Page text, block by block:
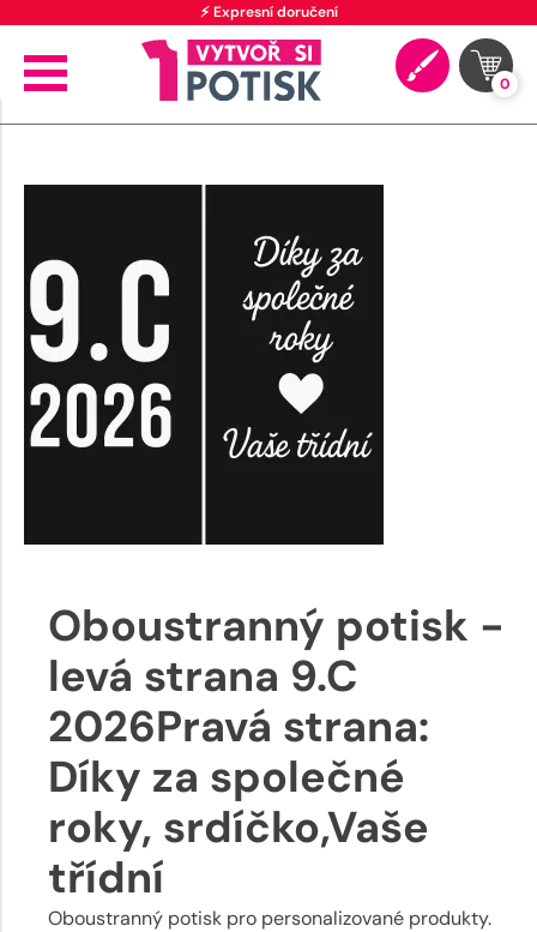
⚡ Expresní doručení
0
Oboustranný potisk -
levá strana 9.C
2026Pravá strana:
Díky za společné
roky, srdíčko,Vaše
třídní
Oboustranný potisk pro personalizované produkty.